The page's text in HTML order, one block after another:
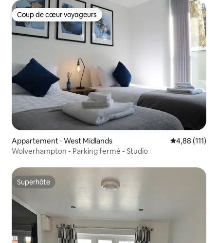
Coup de cœur voyageurs
Coup de cœur voyageurs
Appartement ⋅ West Midlands Évaluation
4,88 (111)
Wolverhampton - Parking fermé - Studio
Superhôte
Superhôte